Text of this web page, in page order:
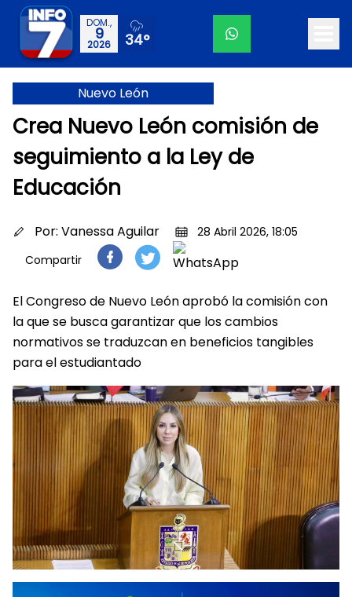
DOM.,
9
2026 34°
Nuevo León
Crea Nuevo León comisión de
seguimiento a la Ley de
Educación
Por: Vanessa Aguilar
28 Abril 2026, 18:05
Compartir
El Congreso de Nuevo León aprobó la comisión con
la que se busca garantizar que los cambios
normativos se traduzcan en beneficios tangibles
para el estudiantado